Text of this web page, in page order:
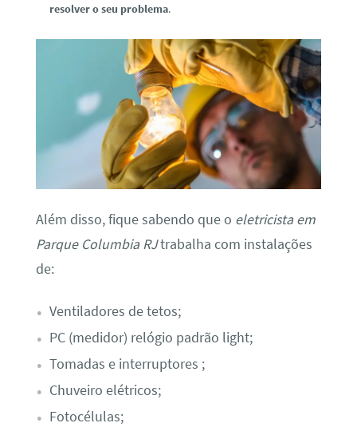
resolver o seu problema.
Além disso, fique sabendo que o eletricista em
Parque Columbia RJtrabalha com instalações
de:
Ventiladores de tetos;
PC (medidor) relógio padrão light;
Tomadas e interruptores ;
Chuveiro elétricos;
Fotocélulas;